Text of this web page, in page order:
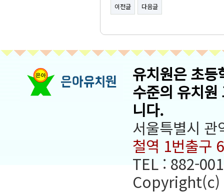
이전글 다음글
유치원은 초등
수준의 유치원
니다.
서울특별시
철역 1번출구
TEL : 882-
Copyright(c)